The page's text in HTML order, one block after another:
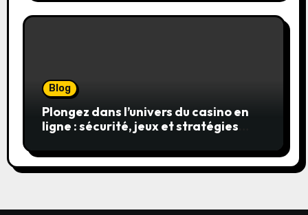
Blog
Plongez dans l’univers du casino en
ligne : sécurité, jeux et stratégies